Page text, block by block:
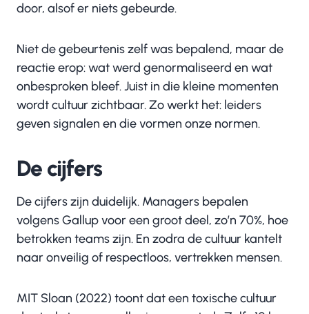
door, alsof er niets gebeurde.
Niet de gebeurtenis zelf was bepalend, maar de
reactie erop: wat werd genormaliseerd en wat
onbesproken bleef. Juist in die kleine momenten
wordt cultuur zichtbaar. Zo werkt het: leiders
geven signalen en die vormen onze normen.
De cijfers
De cijfers zijn duidelijk. Managers bepalen
volgens Gallup voor een groot deel, zo’n 70%, hoe
betrokken teams zijn. En zodra de cultuur kantelt
naar onveilig of respectloos, vertrekken mensen.
MIT Sloan (2022) toont dat een toxische cultuur